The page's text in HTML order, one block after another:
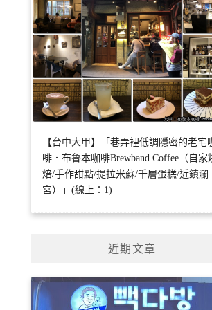
【台中大甲】「巷弄裡低調隱密的老宅
啡．布魯本咖啡Brewband Coffee（自家
焙/手作甜點/提拉米蘇/千層蛋糕/近鎮瀾
宮）」(線上：1)
近期文章